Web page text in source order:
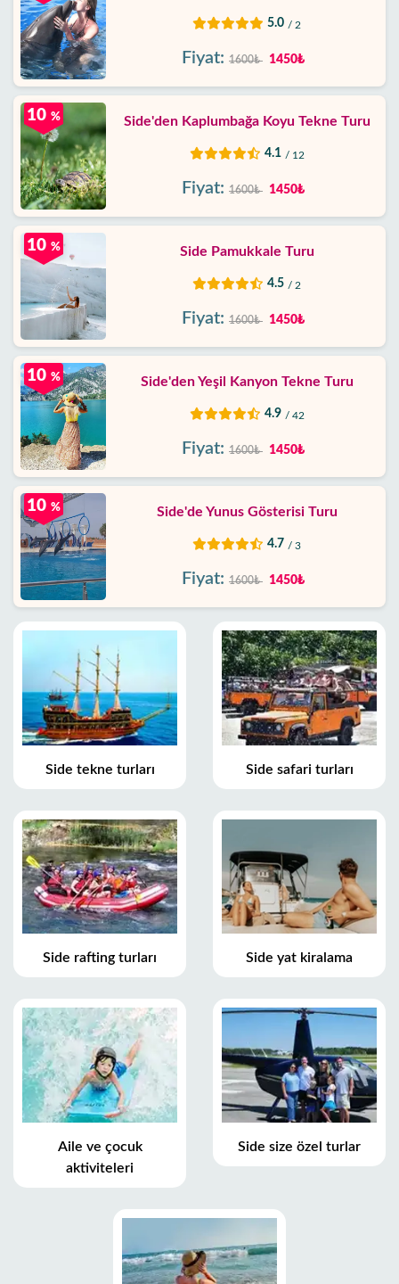
5.0 / 2
Fiyat: 1600₺ 1450₺
Side'den Kaplumbağa Koyu Tekne Turu
4.1 / 12
10 %
Fiyat: 1600₺ 1450₺
Side Pamukkale Turu
4.5 / 2
10 %
Fiyat: 1600₺ 1450₺
Side'den Yeşil Kanyon Tekne Turu
4.9 / 42
10 %
Fiyat: 1600₺ 1450₺
Side'de Yunus Gösterisi Turu
4.7 / 3
10 %
Fiyat: 1600₺ 1450₺
Side tekne turları Side safari turları
Side rafting turları Side yat kiralama
Aile ve çocuk
aktiviteleri
Side size özel turlar